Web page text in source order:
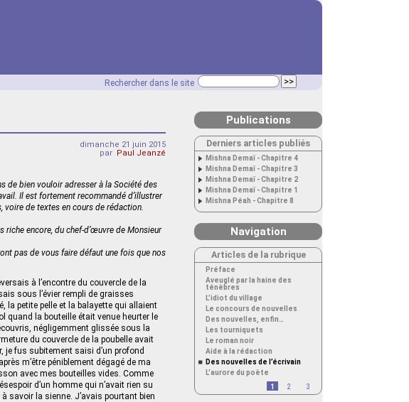
Rechercher dans le site
dimanche 21 juin 2015
par Paul Jeanzé
de bien vouloir adresser à la Société des
Il est fortement recommandé d’illustrer
voire de textes en cours de rédaction.
riche encore, du chef-d’œuvre de Monsieur
pas de vous faire défaut une fois que nos
à l’encontre du couvercle de la
sous l’évier rempli de graisses
la petite pelle et la balayette qui allaient
quand la bouteille était venue heurter le
négligemment glissée sous la
du couvercle de la poubelle avait
je fus subitement saisi d’un profond
m’être péniblement dégagé de ma
avec mes bouteilles vides. Comme
d’un homme qui n’avait rien su
savoir la sienne. J’avais pourtant bien
Publications
Derniers articles publiés
Mishna Demaï - Chapitre 4
Mishna Demaï - Chapitre 3
Mishna Demaï - Chapitre 2
Mishna Demaï - Chapitre 1
Mishna Péah - Chapitre 8
Navigation
Articles de la rubrique
Préface
Aveuglé par la haine des
ténèbres
L’idiot du village
Le concours de nouvelles
Des nouvelles, enfin…
Les tourniquets
Le roman noir
Aide à la rédaction
Des nouvelles de l’écrivain
L’aurore du poète
1
2 3